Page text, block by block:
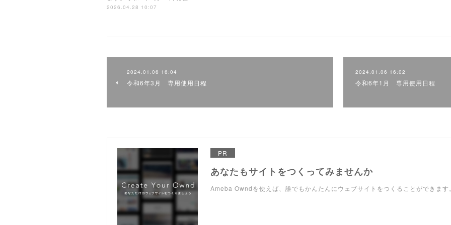
2026.04.28 10:07
2024.01.06 16:04
令和6年3月 専用使用日程
2024.01.06 16:02
令和6年1月 専用使用日程
PR
あなたもサイトをつくってみませんか
Ameba Owndを使えば、誰でもかんたんにウェブサイトをつくることができます